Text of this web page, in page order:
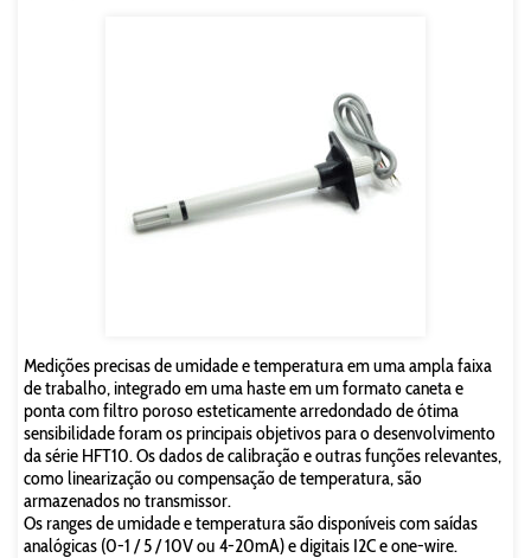
Medições precisas de umidade e temperatura em uma ampla faixa
de trabalho, integrado em uma haste em um formato caneta e
ponta com filtro poroso esteticamente arredondado de ótima
sensibilidade foram os principais objetivos para o desenvolvimento
da série HFT10. Os dados de calibração e outras funções relevantes,
como linearização ou compensação de temperatura, são
armazenados no transmissor.
Os ranges de umidade e temperatura são disponíveis com saídas
analógicas (0-1 / 5 / 10V ou 4-20mA) e digitais I2C e one-wire.